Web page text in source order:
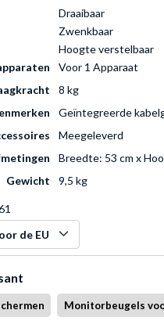
Draaibaar
Zwenkbaar
Hoogte verstelbaar
Voor 1 Apparaat
8 kg
Geïntegreerde
Meegeleverd
Breedte: 53 cm x
Gewicht
9,5 kg
de EU
Monitorbeugels